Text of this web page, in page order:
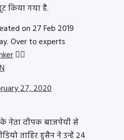
किया गया है.
on 27 Feb 2019
Over to experts
👍🏻
27, 2020
नेता दीपक बाजपेयी से
ताहिर हुसैन ने उन्हें 24